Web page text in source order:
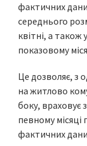
фактичних
середнього
квітні, а також
показовому
Це дозволяє, з
на житлово
боку, враховує
певному місяці
фактичних